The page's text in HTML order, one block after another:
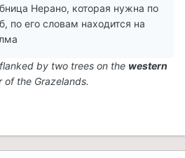
Нерано, которая нужна по
по его словам находится на
by two trees on the western
of the Grazelands.